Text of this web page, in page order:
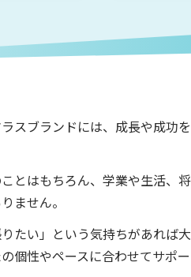
スブランドには、成長や成功
とはもちろん、学業や生活、
ません。
りたい」という気持ちがあれば
個性やペースに合わせてサポ